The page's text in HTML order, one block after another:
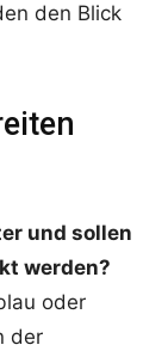
den Blick
und sollen
werden?
oder
der